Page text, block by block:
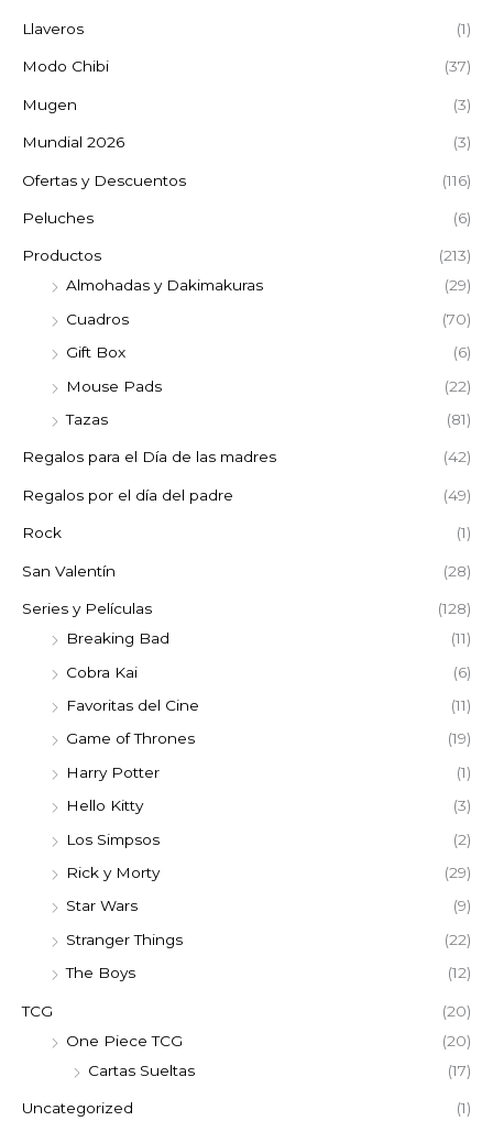
Llaveros (1)
Modo Chibi (37)
Mugen (3)
Mundial 2026 (3)
Ofertas y Descuentos (116)
Peluches (6)
Productos
(213)
Almohadas y Dakimakuras
(29)
Cuadros
(70)
Gift Box
(6)
Mouse Pads
(22)
Tazas
(81)
Regalos para el Día de las madres (42)
Regalos por el día del padre (49)
Rock (1)
San Valentín (28)
Series y Películas
(128)
Breaking Bad
(11)
Cobra Kai
(6)
Favoritas del Cine
(11)
Game of Thrones
(19)
Harry Potter
(1)
Hello Kitty
(3)
Los Simpsos
(2)
Rick y Morty
(29)
Star Wars
(9)
Stranger Things
(22)
The Boys
(12)
TCG
(20)
One Piece TCG
(20)
Cartas Sueltas
(17)
Uncategorized (1)